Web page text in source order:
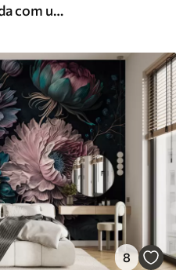
Paisagem vintage texturada com uma árvore perto de um rio e um céu nublado, arte da natureza em tons sépia
8